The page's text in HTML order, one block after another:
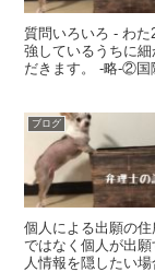
質問いろいろ - わ
強しているうちに
だきます。 -略-②国
ブログ
個人による出願の
ではなく個人が出
人情報を隠したい